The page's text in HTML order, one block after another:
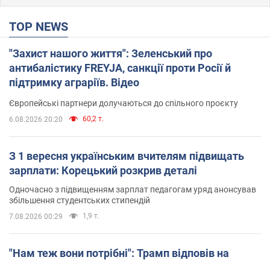
TOP NEWS
"Захист нашого життя": Зеленський про
антибалістику FREYJA, санкції проти Росії й
підтримку аграріїв. Відео
Європейські партнери долучаються до спільного проєкту
6.08.2026 20:20 60,2 т.
З 1 вересня українським вчителям підвищать
зарплати: Корецький розкрив деталі
Одночасно з підвищенням зарплат педагогам уряд анонсував
збільшення студентських стипендій
7.08.2026 00:29 1,9 т.
"Нам теж вони потрібні": Трамп відповів на